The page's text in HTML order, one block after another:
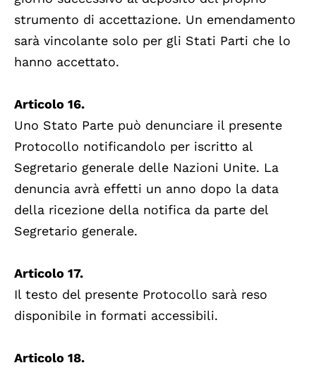
strumento di accettazione. Un emendamento
sarà vincolante solo per gli Stati Parti che lo
hanno accettato.
Articolo 16.
Uno Stato Parte può denunciare il presente
Protocollo notificandolo per iscritto al
Segretario generale delle Nazioni Unite. La
denuncia avrà effetti un anno dopo la data
della ricezione della notifica da parte del
Segretario generale.
Articolo 17.
Il testo del presente Protocollo sarà reso
disponibile in formati accessibili.
Articolo 18.